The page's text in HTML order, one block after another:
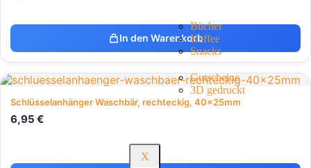
Bücher
Kaffee
Snacks
Gutscheine
3D gedruckt
X
In den Warenkorb
Schlüsselanhänger Waschbär, rechteckig, 40x25mm
6,95 €